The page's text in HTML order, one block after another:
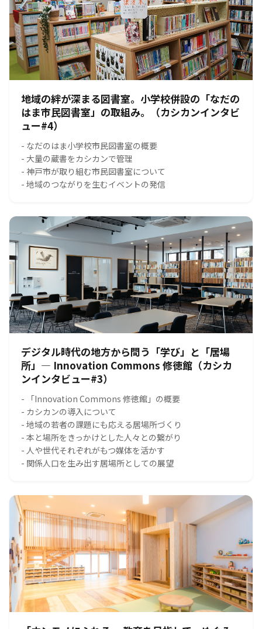
地域の絆が深まる図書室。小学校併設の「なだの
はま市民図書室」の取組み。（カシカンインタビ
ュー#4）
- なだのはま小学校市民図書室の概要
- 大量の蔵書をカシカンで管理
- 神戸市が取り組む市民図書室について
- 地域のつながりを生むイベントの発信
デジタル時代の地方から問う「学び」と「居場
所」― Innovation Commons 修徳館（カシカ
ンインタビュー#3）
- 「Innovation Commons 修徳館」の概要
- カシカンの導入について
- 地域の若者の課題にも応える居場所づくり
- 本と場所をきっかけとした人々との繋がり
- 人や世代それぞれがもつ媒体を活かす
- 関係人口を生み出す居場所としての展望